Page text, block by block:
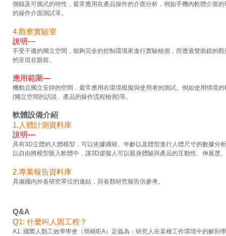
側錄及可攜式的特性，最常應用在產品操作的介面分析，例如手機內軟體介面
的操作介面測試等。
4.觀察實驗室
說明—
不受干擾的獨立空間，能夠完全的控制環境來進行實驗檢測，而透過雙面鏡的
的呈現在眼前。
應用範圍—
機動且獨立安靜的空間，最常應用在環境模擬與使用者的測試。例如使用情境
(獨立空間的訪談、產品的操作流程檢測)等。
軟體設備介紹
1.人體計測資料庫
說明—
具有3D立體的人體模型，可以依據國籍、年齡以及體型進行人體尺寸的數據分
以自由將模型匯入軟體中，讓3D虛擬人可以親身體驗與產品的互動性、伸展度
2.專業報告資料庫
具備國內外各研究單位的連結，與各類研究報告供參考。
Q&A
Q1: 什麼叫人因工程？
A1: 國際人類工效學學會（簡稱IEA）定義為：研究人在某種工作環境中的解剖